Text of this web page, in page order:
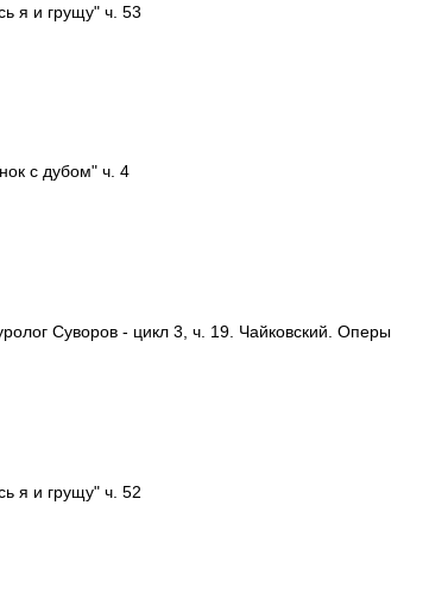
я и грущу" ч. 53
с дубом" ч. 4
Суворов - цикл 3, ч. 19. Чайковский. Оперы
я и грущу" ч. 52